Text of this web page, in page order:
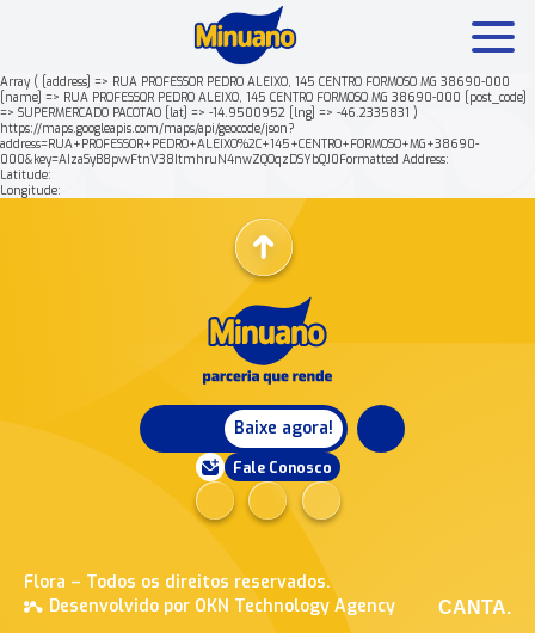
Array ( [address] => RUA PROFESSOR PEDRO ALEIXO, 145 CENTRO FORMOSO MG 38690-000
[name] => RUA PROFESSOR PEDRO ALEIXO, 145 CENTRO FORMOSO MG 38690-000 [post_code]
=> SUPERMERCADO PACOTAO [lat] => -14.9500952 [lng] => -46.2335831 )
https://maps.googleapis.com/maps/api/geocode/json?
address=RUA+PROFESSOR+PEDRO+ALEIXO%2C+145+CENTRO+FORMOSO+MG+38690-
000&key=AIzaSyB8pvvFtnV38ItmhruN4nwZQOqzDSYbQJ0Formatted Address:
Latitude:
Longitude:
Baixe agora!
Fale Conosco
Flora – Todos os direitos reservados.
Desenvolvido por OKN Technology Agency
CANTA.
Mais buscados: Produtos Minuano Rende +
Nossa história